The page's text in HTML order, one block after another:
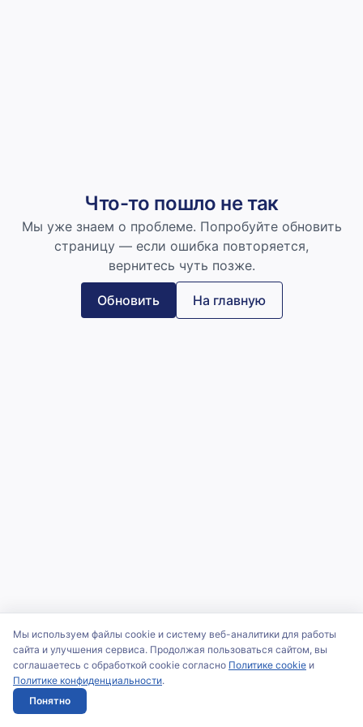
Что-то пошло не так
Мы уже знаем о проблеме. Попробуйте обновить
страницу — если ошибка повторяется,
вернитесь чуть позже.
Обновить На главную
Мы используем файлы cookie и систему веб-аналитики для работы
сайта и улучшения сервиса. Продолжая пользоваться сайтом, вы
соглашаетесь с обработкой cookie согласно Политике cookie и
Политике конфиденциальности.
Понятно